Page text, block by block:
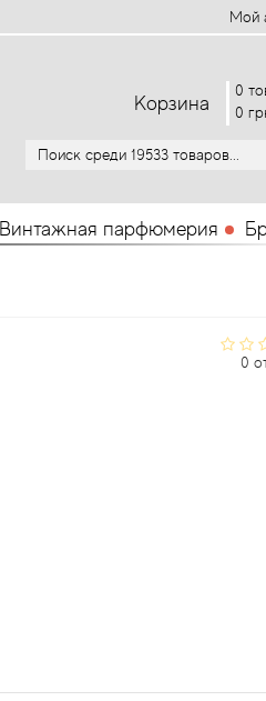
Мой
Корзина
0
0
Винтажная парфюмерия
0